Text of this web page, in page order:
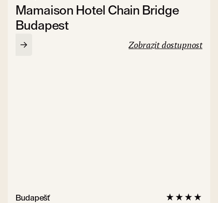
Mamaison Hotel Chain Bridge
Budapest
Zobrazit dostupnost
Budapešť